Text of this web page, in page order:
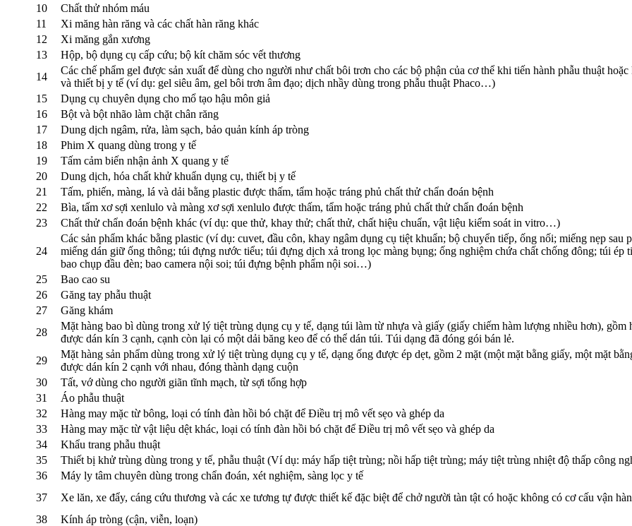
10
Chất thử nhóm máu
11
Xi măng hàn răng và các chất hàn răng khác
12
Xi măng gắn xương
13
Hộp, bộ dụng cụ cấp cứu; bộ kít chăm sóc vết thương
14
Các chế phẩm gel được sản xuất để dùng cho người như chất bôi trơn cho các bộ phận của cơ thể khi tiến hành phẫu thuật
và thiết bị y tế (ví dụ: gel siêu âm, gel bôi trơn âm đạo; dịch nhầy dùng trong phẫu thuật Phaco…)
15
Dụng cụ chuyên dụng cho mổ tạo hậu môn giả
16
Bột và bột nhão làm chặt chân răng
17
Dung dịch ngâm, rửa, làm sạch, bảo quản kính áp tròng
18
Phim X quang dùng trong y tế
19
Tấm cảm biến nhận ảnh X quang y tế
20
Dung dịch, hóa chất khử khuẩn dụng cụ, thiết bị y tế
21
Tấm, phiến, màng, lá và dải bằng plastic được thấm, tẩm hoặc tráng phủ chất thử chẩn đoán bệnh
22
Bìa, tấm xơ sợi xenlulo và màng xơ sợi xenlulo được thấm, tẩm hoặc tráng phủ chất thử chẩn đoán bệnh
23
Chất thử chẩn đoán bệnh khác (ví dụ: que thử, khay thử; chất thử, chất hiệu chuẩn, vật liệu kiểm soát in vitro…)
24
Các sản phẩm khác bằng plastic (ví dụ: cuvet, đầu côn, khay ngâm dụng cụ tiệt khuẩn; bộ chuyển tiếp, ống nối; miếng nẹp sau
miếng dán giữ ống thông; túi đựng nước tiểu; túi đựng dịch xả trong lọc màng bụng; ống nghiệm chứa chất chống đông; túi ép
bao chụp đầu đèn; bao camera nội soi; túi đựng bệnh phẩm nội soi…)
25 Bao cao su
26
Găng tay phẫu thuật
27
Găng khám
28
Mặt hàng bao bì dùng trong xử lý tiệt trùng dụng cụ y tế, dạng túi làm từ nhựa và giấy (giấy chiếm hàm lượng nhiều hơn), gồm
được dán kín 3 cạnh, cạnh còn lại có một dải băng keo để có thể dán túi. Túi dạng đã đóng gói bán lẻ.
29
Mặt hàng sản phẩm dùng trong xử lý tiệt trùng dụng cụ y tế, dạng ống được ép dẹt, gồm 2 mặt (một mặt bằng giấy, một mặt
được dán kín 2 cạnh với nhau, đóng thành dạng cuộn
30
Tất, vớ dùng cho người giãn tĩnh mạch, từ sợi tổng hợp
31
Áo phẫu thuật
32
Hàng may mặc từ bông, loại có tính đàn hồi bó chặt để Điều trị mô vết sẹo và ghép da
33
Hàng may mặc từ vật liệu dệt khác, loại có tính đàn hồi bó chặt để Điều trị mô vết sẹo và ghép da
34
Khẩu trang phẫu thuật
35
Thiết bị khử trùng dùng trong y tế, phẫu thuật (Ví dụ: máy hấp tiệt trùng; nồi hấp tiệt trùng; máy tiệt trùng nhiệt độ thấp công
36
Máy ly tâm chuyên dùng trong chẩn đoán, xét nghiệm, sàng lọc y tế
37
Xe lăn, xe đẩy, cáng cứu thương và các xe tương tự được thiết kế đặc biệt để chở người tàn tật có hoặc không có cơ cấu vận
38
Kính áp tròng (cận, viễn, loạn)